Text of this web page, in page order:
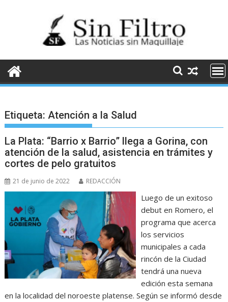
Etiqueta:Atención a la Salud
La Plata: “Barrio x Barrio” llega a Gorina, con
atención de la salud, asistencia en trámites y
cortes de pelo gratuitos
21 de junio de 2022 REDACCIÓN
Luego de un exitoso
debut en Romero, el
programa que acerca
los servicios
municipales a cada
rincón de la Ciudad
tendrá una nueva
edición esta semana
en la localidad del noroeste platense. Según se informó desde